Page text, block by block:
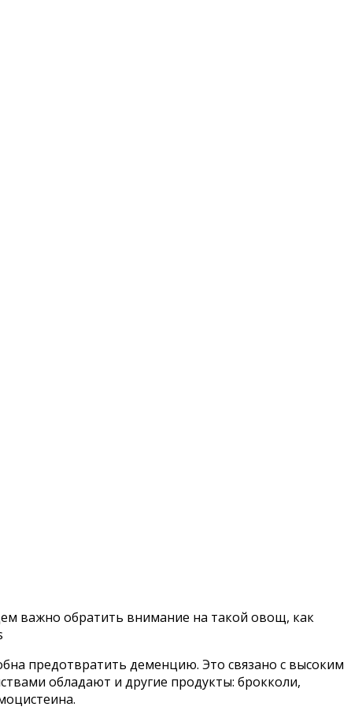
важно обратить внимание на такой овощ, как
предотвратить деменцию. Это связано с высоким
обладают и другие продукты: брокколи,